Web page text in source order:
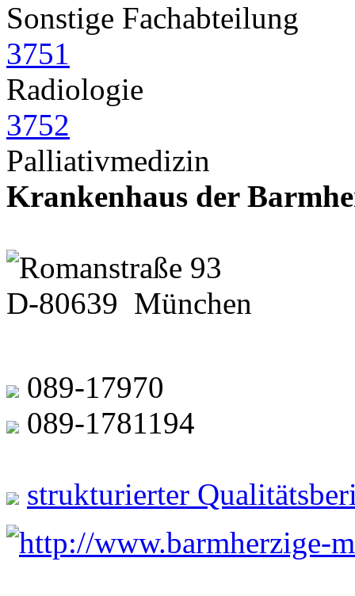
Sonstige Fachabteilung
3751
Radiologie
3752
Palliativmedizin
Krankenhaus der
Romanstraße 93
D-80639 München
089-17970
089-1781194
strukturierter
http://www.barmherzige-